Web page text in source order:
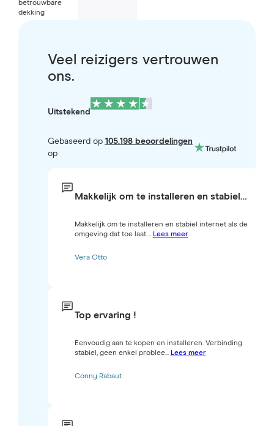
betrouwbare
dekking
Veel reizigers vertrouwen
ons.
Uitstekend
Gebaseerd op 105.198 beoordelingen
op
Makkelijk om te installeren en stabiel…
Makkelijk om te installeren en stabiel internet als de
omgeving dat toe laat.... Lees meer
Vera Otto
Top ervaring !
Eenvoudig aan te kopen en installeren. Verbinding
stabiel, geen enkel problee... Lees meer
Conny Rabaut